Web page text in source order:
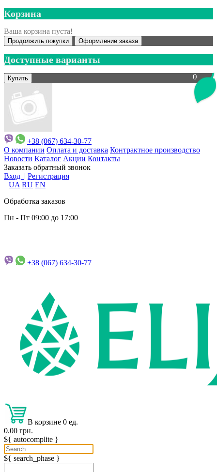
Корзина
Ваша корзина пуста!
Продолжить покупки Оформление заказа
0
Доступные варианты
+38 (067) 634-30-77
О компании Оплата и доставка Контрактное производство
Новости Каталог Акции Контакты
Заказать обратный звонок
Вход | Регистрация
UA RU EN
Обработка заказов
Пн - Пт 09:00 до 17:00
+38 (067) 634-30-77
В корзине 0 ед.
0.00 грн.
${ autocomplite }
${ search_phase }